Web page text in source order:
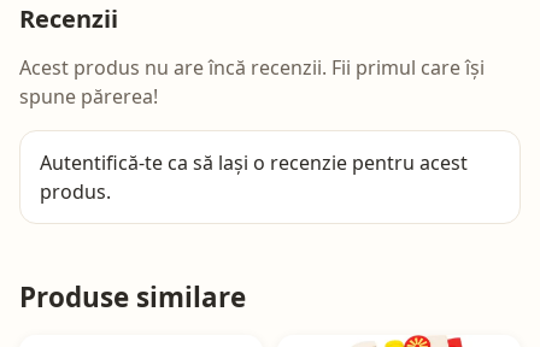
Recenzii
Acest produs nu are încă recenzii. Fii primul care își
spune părerea!
Autentifică-te ca să lași o recenzie pentru acest
produs.
Produse similare